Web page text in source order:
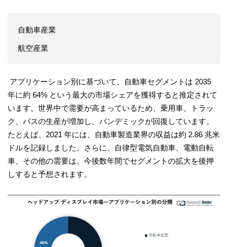
自動車産業
航空産業
アプリケーション別に基づいて、自動車セグメントは 2035
年に約 64% という最大の市場シェアを獲得すると推定されて
います。世界中で需要が高まっているため、乗用車、トラッ
ク、バスの生産が増加し、パンデミックが回復しています。
たとえば、2021 年には、自動車製造業界の収益は約 2.86 兆米
ドルを記録しました。さらに、自律型電気自動車、電動自転
車、その他の需要は、今後数年間でセグメントの拡大を後押
しすると予想されます。